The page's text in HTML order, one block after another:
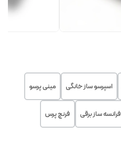
اسپرسو ساز خانگی مینی پرسو
فرانسه ساز برقی
فرنچ پرس